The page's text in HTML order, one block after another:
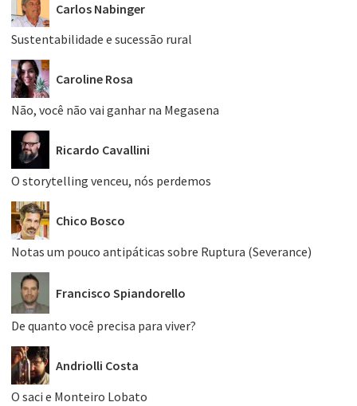
Carlos Nabinger
Sustentabilidade e sucessão rural
Caroline Rosa
Não, você não vai ganhar na Megasena
Ricardo Cavallini
O storytelling venceu, nós perdemos
Chico Bosco
Notas um pouco antipáticas sobre Ruptura (Severance)
Francisco Spiandorello
De quanto você precisa para viver?
Andriolli Costa
O saci e Monteiro Lobato